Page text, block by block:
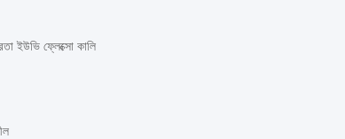
ইউভি ফ্লেক্সো কালি